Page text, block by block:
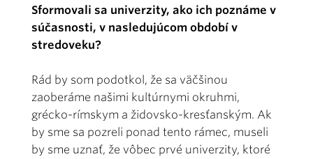
Sformovali sa univerzity, ako ich poznáme v
súčasnosti, v nasledujúcom období v
stredoveku?
Rád by som podotkol, že sa väčšinou
zaoberáme našimi kultúrnymi okruhmi,
grécko-rímskym a židovsko-kresťanským. Ak
by sme sa pozreli ponad tento rámec, museli
by sme uznať, že vôbec prvé univerzity, ktoré